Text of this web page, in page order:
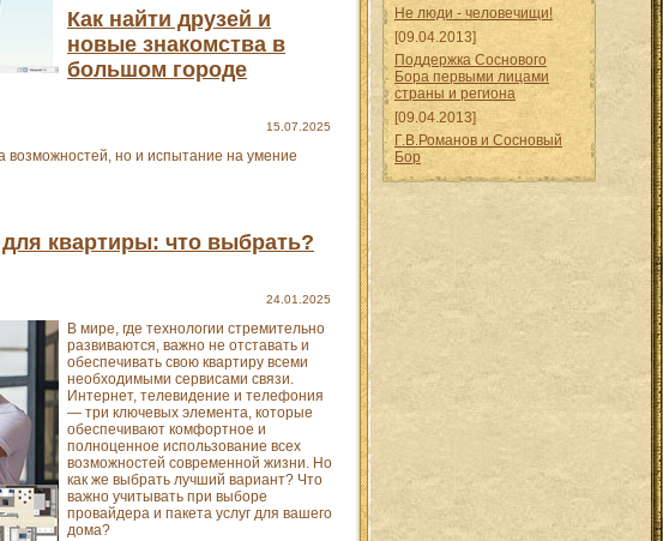
Как найти друзей и
новые знакомства в
большом городе
15.07.2025
возможностей, но и испытание на умение
квартиры: что выбрать?
24.01.2025
В мире, где технологии стремительно
развиваются, важно не отставать и
обеспечивать свою квартиру всеми
необходимыми сервисами связи.
Интернет, телевидение и телефония
— три ключевых элемента, которые
обеспечивают комфортное и
полноценное использование всех
возможностей современной жизни. Но
как же выбрать лучший вариант? Что
важно учитывать при выборе
провайдера и пакета услуг для вашего
дома?
Не люди - человечищи!
[09.04.2013]
Поддержка Соснового
Бора первыми лицами
страны и региона
[09.04.2013]
Г.В.Романов и Сосновый
Бор